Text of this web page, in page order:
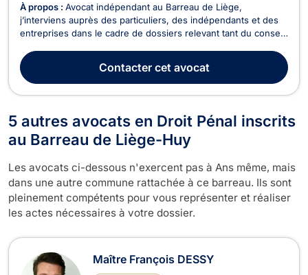
À propos : Avocat indépendant au Barreau de Liège,
j’interviens auprès des particuliers, des indépendants et des
entreprises dans le cadre de dossiers relevant tant du conseil
accompagnement fondé sur la rigueur, la disponibilité et la
clarté, en accordant une attention particu...
Contactercet avocat
5 autres avocats en Droit Pénal inscrits
au Barreau de Liège-Huy
Les avocats ci-dessous n'exercent pas à Ans même, mais
dans une autre commune rattachée à ce barreau. Ils sont
pleinement compétents pour vous représenter et réaliser
les actes nécessaires à votre dossier.
Maître François DESSY